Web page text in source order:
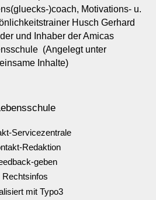
)coach, Motivations- u.
Husch Gerhard
und Inhaber der Amicas
(Angelegt unter
Inhalte)
Servicezentrale
Redaktion
geben
Rechtsinfos
mit Typo3